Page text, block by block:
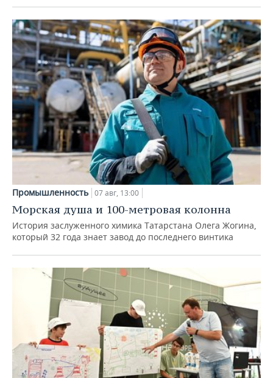
Промышленность 07 авг, 13:00
Морская душа и 100-метровая колонна
История заслуженного химика Татарстана Олега Жогина,
который 32 года знает завод до последнего винтика